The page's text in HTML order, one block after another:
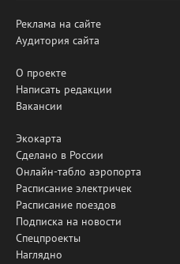
Реклама на сайте
Аудитория сайта
О проекте
Написать редакции
Вакансии
Экокарта
Сделано в России
Онлайн-табло аэропорта
Расписание электричек
Расписание поездов
Подписка на новости
Спецпроекты
Наглядно